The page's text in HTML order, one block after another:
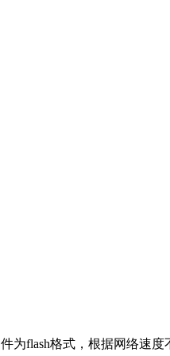
为flash格式，根据网络速